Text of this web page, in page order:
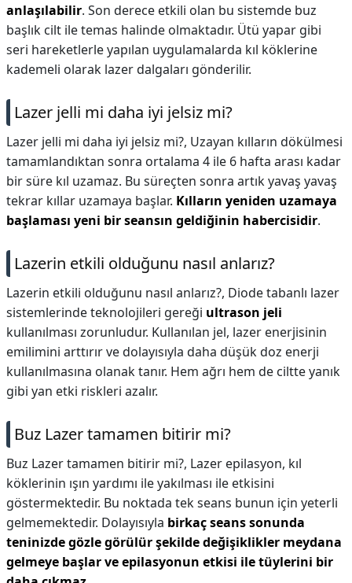
anlaşılabilir. Son derece etkili olan bu sistemde buz
başlık cilt ile temas halinde olmaktadır. Ütü yapar gibi
seri hareketlerle yapılan uygulamalarda kıl köklerine
kademeli olarak lazer dalgaları gönderilir.
Lazer jelli mi daha iyi jelsiz mi?
Lazer jelli mi daha iyi jelsiz mi?, Uzayan kılların dökülmesi
tamamlandıktan sonra ortalama 4 ile 6 hafta arası kadar
bir süre kıl uzamaz. Bu süreçten sonra artık yavaş yavaş
tekrar kıllar uzamaya başlar. Kılların yeniden uzamaya
başlaması yeni bir seansın geldiğinin habercisidir.
Lazerin etkili olduğunu nasıl anlarız?
Lazerin etkili olduğunu nasıl anlarız?, Diode tabanlı lazer
sistemlerinde teknolojileri gereği ultrason jeli
kullanılması zorunludur. Kullanılan jel, lazer enerjisinin
emilimini arttırır ve dolayısıyla daha düşük doz enerji
kullanılmasına olanak tanır. Hem ağrı hem de ciltte yanık
gibi yan etki riskleri azalır.
Buz Lazer tamamen bitirir mi?
Buz Lazer tamamen bitirir mi?, Lazer epilasyon, kıl
köklerinin ışın yardımı ile yakılması ile etkisini
göstermektedir. Bu noktada tek seans bunun için yeterli
gelmemektedir. Dolayısıyla birkaç seans sonunda
teninizde gözle görülür şekilde değişiklikler meydana
gelmeye başlar ve epilasyonun etkisi ile tüylerini bir